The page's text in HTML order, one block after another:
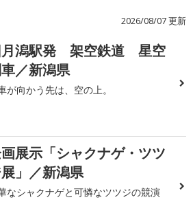
2026/08/07 更新
月潟駅発 架空鉄道 星空
／新潟県
が向かう先は、空の上。
展示「シャクナゲ・ツツ
」／新潟県
なシャクナゲと可憐なツツジの競演